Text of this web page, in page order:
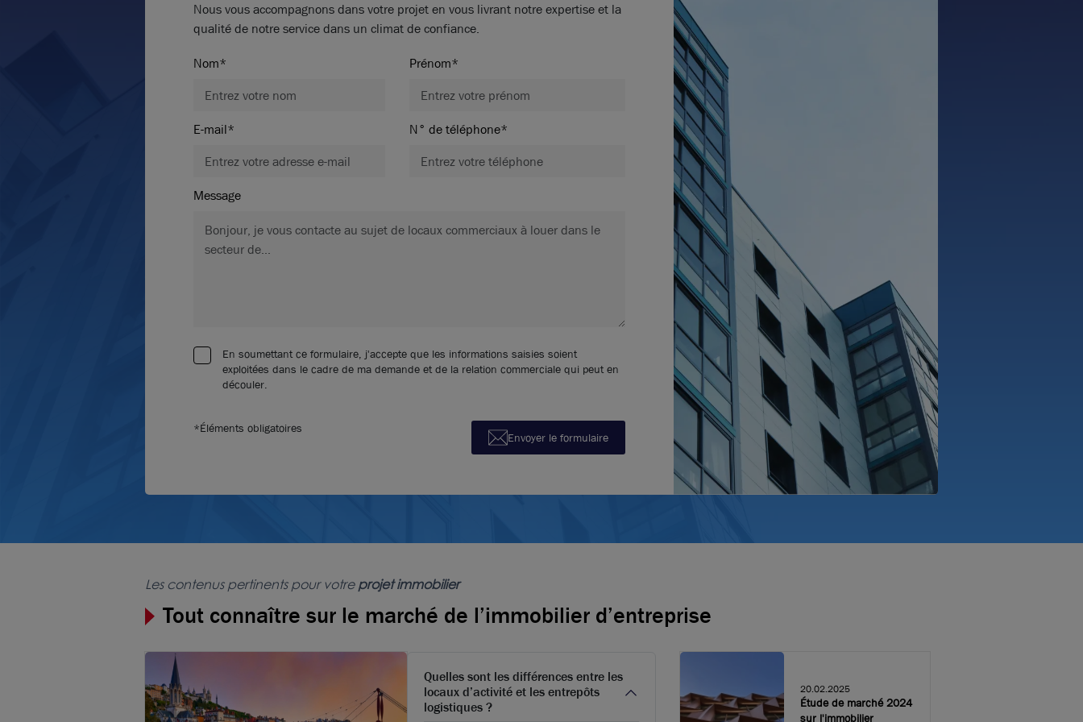
Ne ratez aucune offre !Soyer alerté par mail des
nouvelles annonces correspondantes à votre
Vous n’avez pas trouvé l’offre qu’il vous faut ?
Soyez alerté quand de nouvelles annonces sont disponibles
pour votre recherche !
Créer une alerte Découvrir les offres hors catalogue
Nous vous accompagnons dans votre projet en vous livrant notre expertise et la
qualité de notre service dans un climat de confiance.
Nom* Prénom*
E-mail* N° de téléphone*
Message
En soumettant ce formulaire, j'accepte que les informations saisies soient
exploitées dans le cadre de ma demande et de la relation commerciale qui peut en
découler.
*Éléments obligatoires
Envoyer le formulaire
Les contenus pertinents pour votreprojet immobilier
Tout connaître sur le marché de l’immobilier d’entreprise
Quelles sont les différences entre les
locaux d’activité et les entrepôts
logistiques ?
20.02.2025
Étude de marché 2024
sur l'immobilier